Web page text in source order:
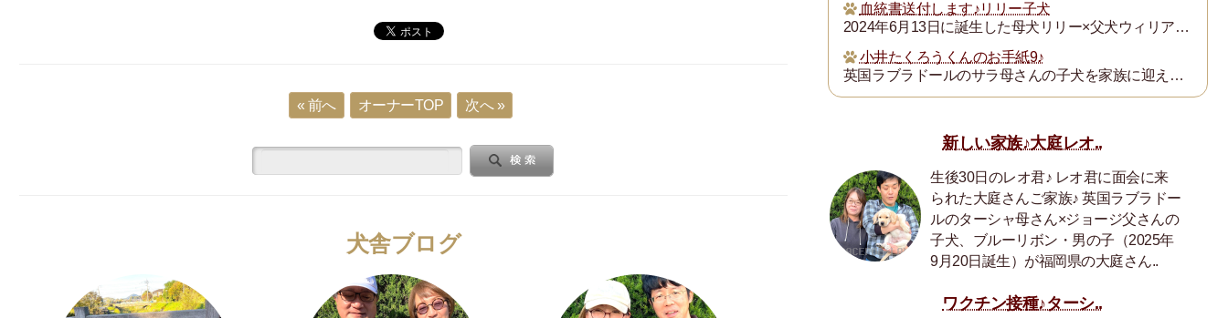
« 前へ オーナーTOP 次へ »
犬舎ブログ
血統書送付します♪リリー子犬
2024年6月13日に誕生した母犬リリー×父犬ウィリアム子犬のの血統書を飼い主の皆様にお送りいたします。
小井たくろうくんのお手紙9♪
英国ラブラドールのサラ母さんの子犬を家族に迎えられた三重県の小井様は、子犬を「たくろう」と名付け楽しく暮らしておられます。このたび小井様からお写真とお手紙をいた...
新しい家族♪大庭レオ..
生後30日のレオ君♪ レオ君に面会に来
られた大庭さんご家族♪ 英国ラブラドー
ルのターシャ母さん×ジョージ父さんの
子犬、ブルーリボン・男の子（2025年
9月20日誕生）が福岡県の大庭さん..
ワクチン接種♪ターシ..